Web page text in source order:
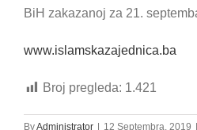
BiH zakazanoj za 21.
www.islamskazajednica.ba
Broj pregleda: 1.421
ByAdministrator 12 Septembra, 2019